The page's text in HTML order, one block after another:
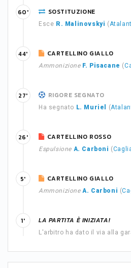
SOSTITUZIONE
Esce R. Malinovskyi (
60'
CARTELLINO GIALLO
Ammonizione F. Pisacane (
44'
RIGORE SEGNATO
Ha segnato L. Muriel (
27'
CARTELLINO ROSSO
Espulsione A. Carboni (
26'
CARTELLINO GIALLO
Ammonizione A. Carboni (
5'
LA PARTITA È INIZIATA!
L'arbitro ha dato il via alla
1'